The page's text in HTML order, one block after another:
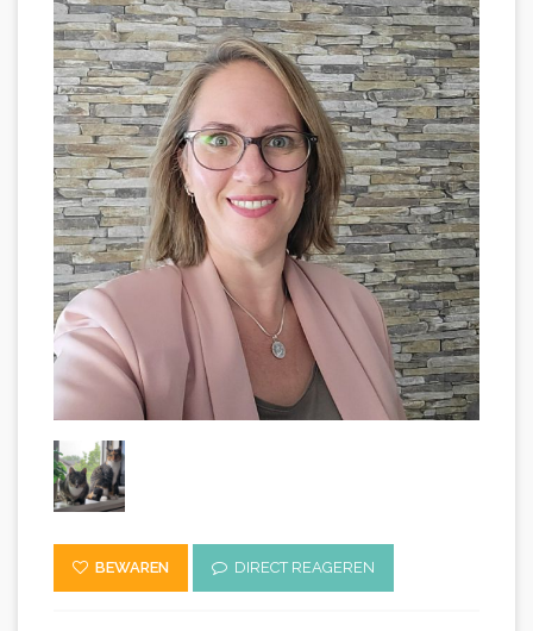
BEWAREN DIRECT REAGEREN